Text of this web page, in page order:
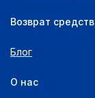
Возврат средств
Блог
О нас